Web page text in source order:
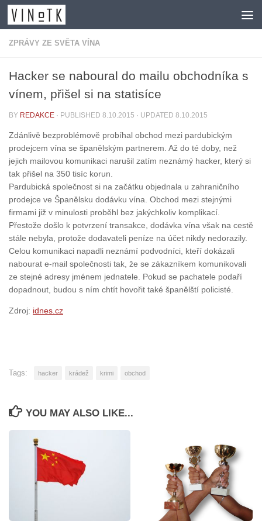
Skip to content
ZPRÁVY ZE SVĚTA VÍNA
Hacker se naboural do mailu obchodníka s
vínem, přišel si na statisíce
BY REDAKCE · PUBLISHED 8.10.2015 · UPDATED 8.10.2015
Zdánlivě bezproblémově probíhal obchod mezi pardubickým
prodejcem vína se španělským partnerem. Až do té doby, než
jejich mailovou komunikaci narušil zatím neznámý hacker, který si
tak přišel na 350 tisíc korun.
Pardubická společnost si na začátku objednala u zahraničního
prodejce ve Španělsku dodávku vína. Obchod mezi stejnými
firmami již v minulosti proběhl bez jakýchkoliv komplikací.
Přestože došlo k potvrzení transakce, dodávka vína však na cestě
stále nebyla, protože dodavateli peníze na účet nikdy nedorazily.
Celou komunikaci napadli neznámí podvodníci, kteří dokázali
nabourat e-mail společnosti tak, že se zákazníkem komunikovali
ze stejné adresy jménem jednatele. Pokud se pachatele podaří
dopadnout, budou s ním chtít hovořit také španělští policisté.
Zdroj: idnes.cz
Tags: hacker krádež krimi obchod
YOU MAY ALSO LIKE...